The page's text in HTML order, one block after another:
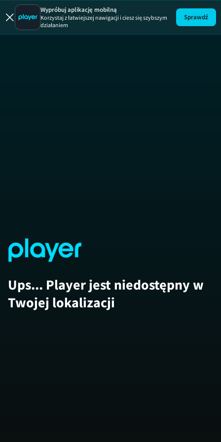
Wypróbuj aplikację mobilną
Korzystaj z łatwiejszej nawigacji i ciesz się szybszym
działaniem
Sprawdź
Ups... Player jest niedostępny w
Twojej lokalizacji